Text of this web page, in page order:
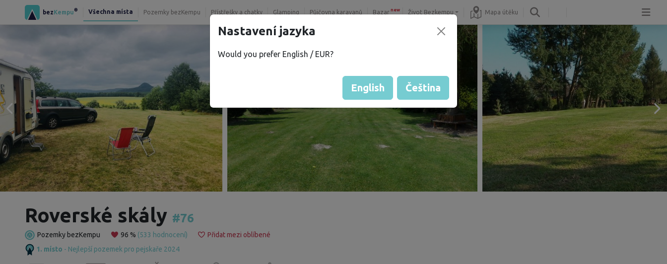
bezKempu® Všechna místa Pozemky bezKempu Přístřešky a chatky Glamping Půjčovna karavanů Bazar new Život Bezkempu Mapa útěku
Roverské skály #76
Pozemky bezKempu 96 % (533 hodnocení)
Přidat mezi oblíbené
1. místo - Nejlepší pozemek pro pejskaře 2024
Nastavení jazyka
Would you prefer English / EUR?
English Čeština